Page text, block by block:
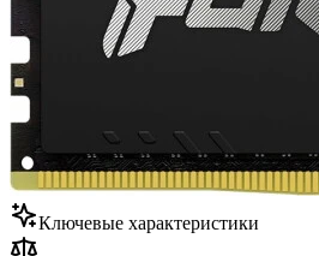
Ключевые характеристики